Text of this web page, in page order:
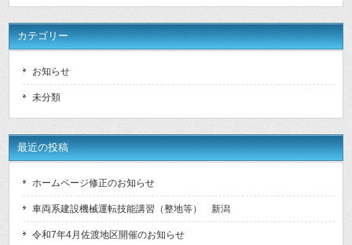
カテゴリー
お知らせ
未分類
最近の投稿
ホームページ修正のお知らせ
車両系建設機械運転技能講習（整地等） 新潟
令和7年4月佐渡地区開催のお知らせ